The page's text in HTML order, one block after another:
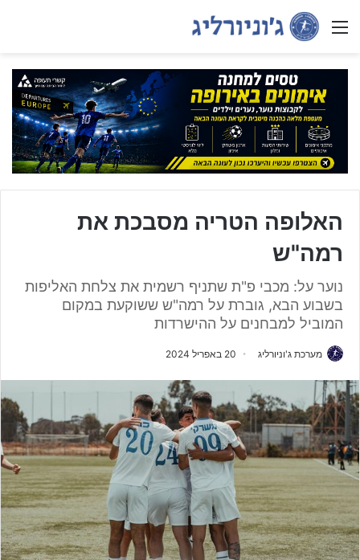
Menu
האלופה הטריה מסבכת את
רמה"ש
נוער על: מכבי פ"ת שתניף רשמית את צלחת האליפות
בשבוע הבא, גוברת על רמה"ש ששוקעת במקום
המוביל למבחנים על ההישרדות
מערכת ג'וניורליג 20 באפריל 2024